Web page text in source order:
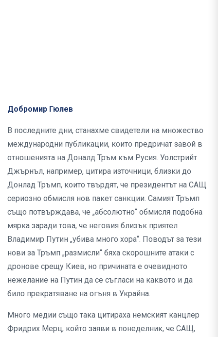
Добромир Гюлев
В последните дни, станахме свидетели на множество
международни публикации, които предричат завой в
отношенията на Доналд Тръм към Русия. Уолстрийт
Джърнъл, например, цитира източници, близки до
Донлад Тръмп, които твърдят, че президентът на САЩ
сериозно обмисля нов пакет санкции. Самият Тръмп
също потвърждава, че „абсолютно“ обмисля подобна
мярка заради това, че неговия близък приятел
Владимир Путин „убива много хора“. Поводът за тези
нови за Тръмп „размисли“ бяха скорошните атаки с
дронове срещу Киев, но причината е очевидното
нежелание на Путин да се съгласи на каквото и да
било прекратяване на огъня в Украйна.
Много медии също така цитираха немският канцлер
Фридрих Мерц, който заяви в понеделник, че САЩ,